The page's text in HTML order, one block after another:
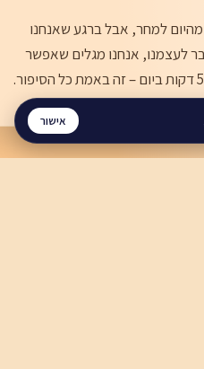
מהיום למחר, אבל ברגע שאנחנו
לעצמנו, אנחנו מגלים שאפשר
אישור